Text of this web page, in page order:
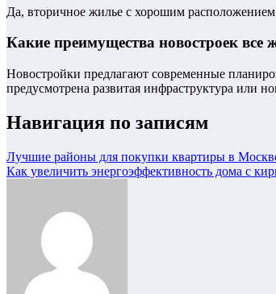
Да, вторичное жилье с хорошим расположением
Какие преимущества новостроек все
Новостройки предлагают современные
предусмотрена развитая инфраструктура или
Навигация по записям
Лучшие районы для покупки квартиры в
Как увеличить энергоэффективность дома с